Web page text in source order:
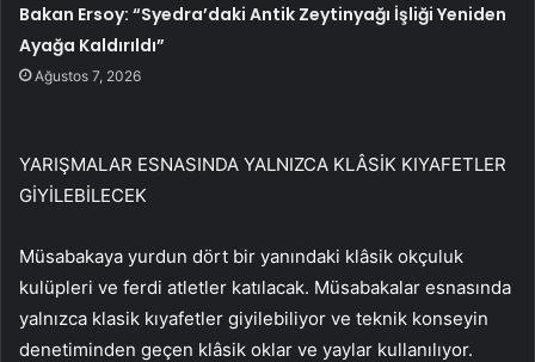
Bakan Ersoy: “Syedra’daki Antik Zeytinyağı İşliği Yeniden
Ayağa Kaldırıldı”
Ağustos 7, 2026
YARIŞMALAR ESNASINDA YALNIZCA KLÂSİK KIYAFETLER
GİYİLEBİLECEK
Müsabakaya yurdun dört bir yanındaki klâsik okçuluk
kulüpleri ve ferdi atletler katılacak. Müsabakalar esnasında
yalnızca klasik kıyafetler giyilebiliyor ve teknik konseyin
denetiminden geçen klâsik oklar ve yaylar kullanılıyor.